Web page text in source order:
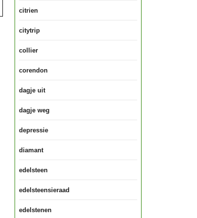
citrien
citytrip
collier
corendon
dagje uit
dagje weg
depressie
diamant
edelsteen
edelsteensieraad
edelstenen